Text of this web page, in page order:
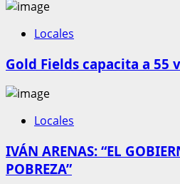
Locales
Gold Fields capacita a 55
Locales
IVÁN ARENAS: “EL
POBREZA”